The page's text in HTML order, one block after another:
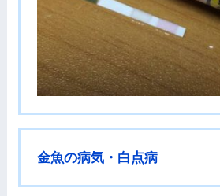
金魚の病気・白点病